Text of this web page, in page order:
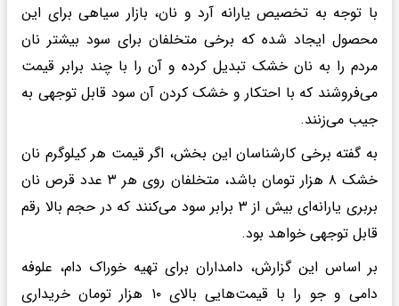
با توجه به تخصیص یارانه آرد و نان، بازار سیاهی برای این
محصول ایجاد شده که برخی متخلفان برای سود بیشتر نان
مردم را به نان خشک تبدیل کرده و آن را با چند برابر قیمت
می‌فروشند که با احتکار و خشک کردن آن سود قابل توجهی به
جیب می‌زنند.
به گفته برخی کارشناسان این بخش، اگر قیمت هر کیلوگرم نان
خشک ۸ هزار تومان باشد، متخلفان روی هر ۳ عدد قرص نان
بربری یارانه‌ای بیش از ۳ برابر سود می‌کنند که در حجم بالا رقم
قابل توجهی خواهد بود.
بر اساس این گزارش، دامداران برای تهیه خوراک دام، علوفه
دامی و جو را با قیمت‌هایی بالای ۱۰ هزار تومان خریداری